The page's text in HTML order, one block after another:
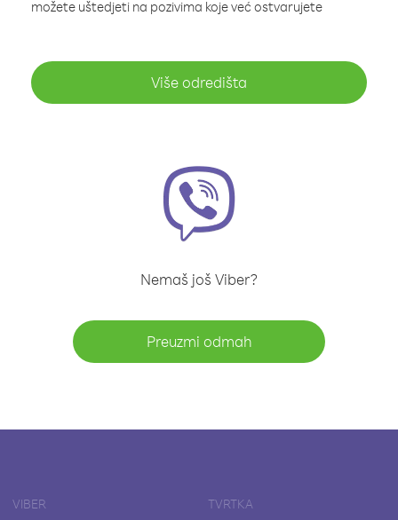
možete uštedjeti na pozivima koje već ostvarujete
Više odredišta
Nemaš još Viber?
Preuzmi odmah
VIBER TVRTKA